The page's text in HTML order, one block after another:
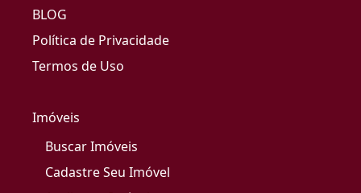
BLOG
Política de Privacidade
Termos de Uso
Imóveis
Buscar Imóveis
Cadastre Seu Imóvel